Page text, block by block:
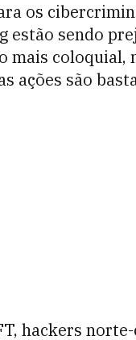
os
estão sendo
mais coloquial,
ações são
hackers